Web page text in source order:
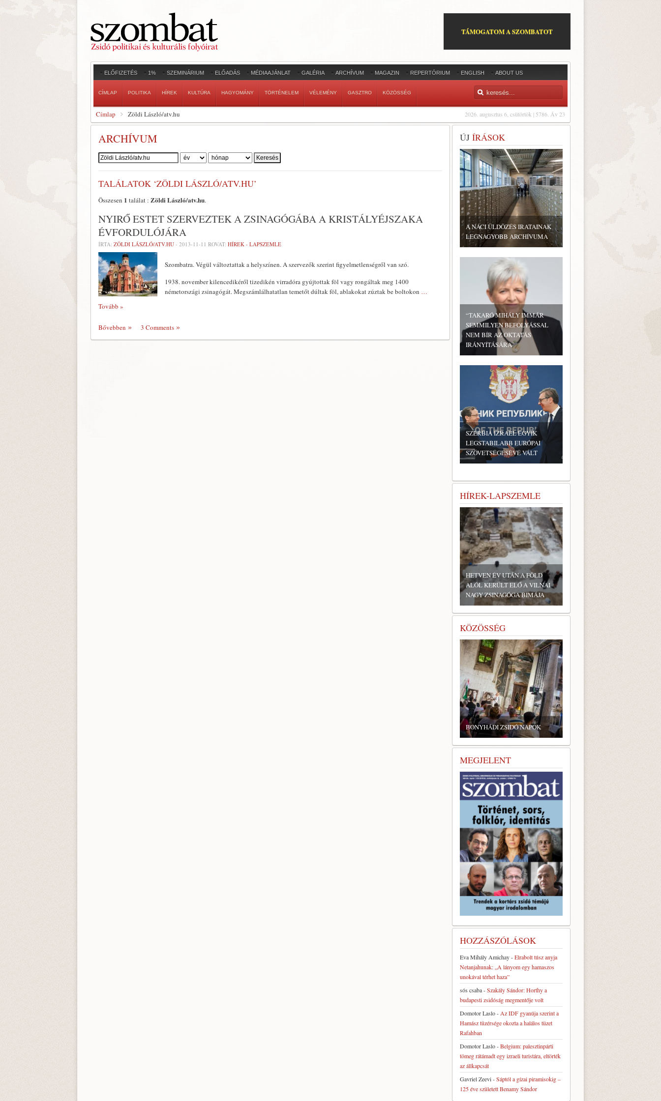
TÁMOGATOM A SZOMBATOT
ELŐFIZETÉS 1% SZEMINÁRIUM ELŐADÁS MÉDIAAJÁNLAT GALÉRIA ARCHÍVUM MAGAZIN REPERTÓRIUM ENGLISH ABOUT US
CÍMLAP POLITIKA HÍREK KULTÚRA HAGYOMÁNY TÖRTÉNELEM VÉLEMÉNY GASZTRO KÖZÖSSÉG
2026. augusztus 6, csütörtök | 5786. Áv 23
Címlap Zöldi László/atv.hu
ARCHÍVUM
Szerző:
TALÁLATOK ‘ZÖLDI LÁSZLÓ/ATV.HU’
Összesen 1 találat : Zöldi László/atv.hu.
NYIRŐ ESTET SZERVEZTEK A ZSINAGÓGÁBA A KRISTÁLYÉJSZAKA
ÉVFORDULÓJÁRA
ÍRTA: ZÖLDI LÁSZLÓ/ATV.HU - 2013-11-11 ROVAT: HÍREK - LAPSZEMLE
Szombatra. Végül változtattak a helyszínen. A szervezők szerint figyelmetlenségről van szó.
1938. november kilencedikéről tizedikén virradóra gyújtottak föl vagy rongáltak meg 1400
németországi zsinagógát. Megszámlálhatatlan temetőt dúltak föl, ablakokat zúztak be boltokon …
Tovább »
Bővebben 3 Comments
ÚJ ÍRÁSOK
A NÁCI ÜLDÖZÉS IRATAINAK
LEGNAGYOBB ARCHÍVUMA
“TAKARÓ MIHÁLY IMMÁR
SEMMILYEN BEFOLYÁSSAL
NEM BÍR AZ OKTATÁS
IRÁNYÍTÁSÁRA”
SZERBIA IZRAEL EGYIK
LEGSTABILABB EURÓPAI
SZÖVETSÉGESÉVÉ VÁLT
HÍREK-LAPSZEMLE
HETVEN ÉV UTÁN A FÖLD
ALÓL KERÜLT ELŐ A VILNAI
NAGY ZSINAGÓGA BIMÁJA
KÖZÖSSÉG
BONYHÁDI ZSIDÓ NAPOK
MEGJELENT
HOZZÁSZÓLÁSOK
Eva Mihály Amichay-Elrabolt túsz anyja
Netanjahunak: „A lányom egy hamaszos
unokával térhet haza”
sós csaba-Szakály Sándor: Horthy a
budapesti zsidóság megmentője volt
Domotor Laslo- Az IDF gyanúja szerint a
Hamász tüzérsége okozta a halálos tüzet
Rafahban
Domotor Laslo-Belgium: palesztinpárti
tömeg rátámadt egy izraeli turistára, eltörték
az állkapcsát
Gavriel Zeevi-Sáptól a gízai piramisokig –
125 éve született Benamy Sándor